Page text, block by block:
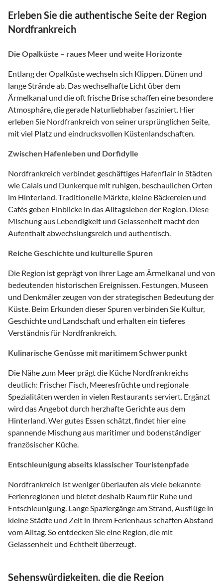
Erleben Sie die authentische Seite der Region
Nordfrankreich
Die Opalküste – raues Meer und weite Horizonte
Entlang der Opalküste wechseln sich Klippen, Dünen und
lange Strände ab. Das wechselhafte Licht über dem
Ärmelkanal und die oft frische Brise schaffen eine besondere
Atmosphäre, die gerade Naturliebhaber fasziniert. Hier
erleben Sie Nordfrankreich von seiner ursprünglichen Seite,
mit viel Platz und eindrucksvollen Küstenlandschaften.
Zwischen Hafenleben und Dorfidylle
Nordfrankreich verbindet geschäftiges Hafenflair in Städten
wie Calais und Dunkerque mit ruhigen, beschaulichen Orten
im Hinterland. Traditionelle Märkte, kleine Bäckereien und
Cafés geben Einblicke in das Alltagsleben der Region. Diese
Mischung aus Lebendigkeit und Gelassenheit macht den
Aufenthalt abwechslungsreich und authentisch.
Reiche Geschichte und kulturelle Spuren
Die Region ist geprägt von ihrer Lage am Ärmelkanal und von
bedeutenden historischen Ereignissen. Festungen, Museen
und Denkmäler zeugen von der strategischen Bedeutung der
Küste. Beim Erkunden dieser Spuren verbinden Sie Kultur,
Geschichte und Landschaft und erhalten ein tieferes
Verständnis für Nordfrankreich.
Kulinarische Genüsse mit maritimem Schwerpunkt
Die Nähe zum Meer prägt die Küche Nordfrankreichs
deutlich: Frischer Fisch, Meeresfrüchte und regionale
Spezialitäten werden in vielen Restaurants serviert. Ergänzt
wird das Angebot durch herzhafte Gerichte aus dem
Hinterland. Wer gutes Essen schätzt, findet hier eine
spannende Mischung aus maritimer und bodenständiger
französischer Küche.
Entschleunigung abseits klassischer Touristenpfade
Nordfrankreich ist weniger überlaufen als viele bekannte
Ferienregionen und bietet deshalb Raum für Ruhe und
Entschleunigung. Lange Spaziergänge am Strand, Ausflüge in
kleine Städte und Zeit in Ihrem Ferienhaus schaffen Abstand
vom Alltag. So entdecken Sie eine Region, die mit
Gelassenheit und Echtheit überzeugt.
Sehenswürdigkeiten, die die Region